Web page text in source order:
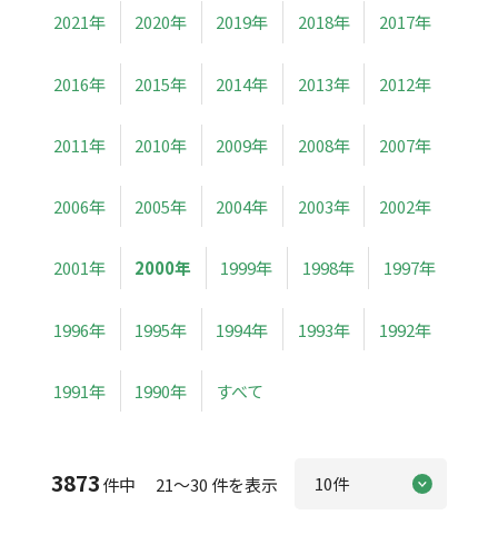
2021年 2020年 2019年 2018年 2017年
2016年 2015年 2014年 2013年 2012年
2011年 2010年 2009年 2008年 2007年
2006年 2005年 2004年 2003年 2002年
2001年 2000年 1999年 1998年 1997年
1996年 1995年 1994年 1993年 1992年
1991年 1990年 すべて
3873件中 21～30 件を表示